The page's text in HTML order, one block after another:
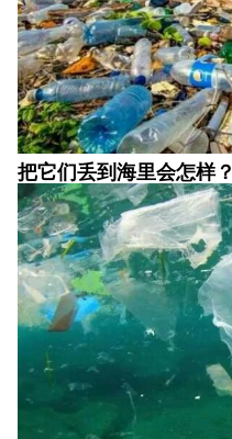
把它们丢到海里会怎样？